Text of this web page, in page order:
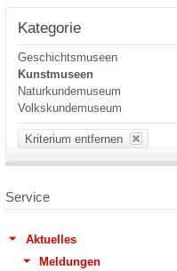
Kategorie
Geschichtsmuseen
Kunstmuseen
Naturkundemuseum
Volkskundemuseum
Kriterium entfernen
Service
Aktuelles
Meldungen